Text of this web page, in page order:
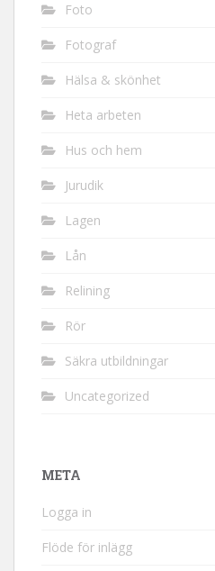
Foto
Fotograf
Hälsa & skönhet
Heta arbeten
Hus och hem
Jurudik
Lagen
Lån
Relining
Rör
Säkra utbildningar
Uncategorized
META
Logga in
Flöde för inlägg